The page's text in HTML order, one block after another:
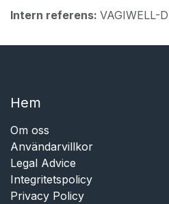
Intern referens: VAGIWELL-
Hem​​
Om oss
Användarvillkor
Legal Advice
Integritetspolicy
Privacy Policy